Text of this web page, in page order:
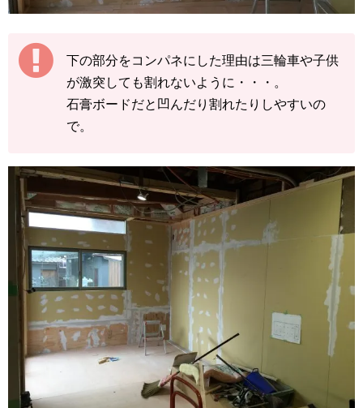
下の部分をコンパネにした理由は三輪車や子供
が激突しても割れないように・・・。
石膏ボードだと凹んだり割れたりしやすいの
で。